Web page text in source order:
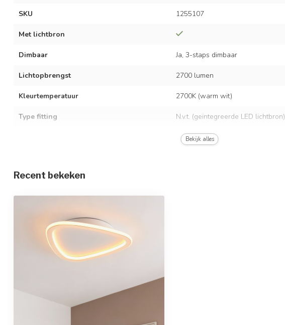
SKU 1255107
Met lichtbron
Dimbaar Ja, 3-staps dimbaar
Lichtopbrengst 2700 lumen
Kleurtemperatuur 2700K (warm wit)
Type fitting N.v.t. (geïntegreerde LED lichtbron)
25 watt
Frequentie
Opwarmtijd
Gemiddelde levensduur
Kleur armatuur
Beschermingsgraad
Bekijk alles
Recent bekeken